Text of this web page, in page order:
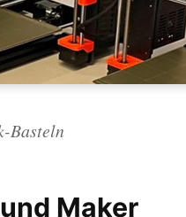
Basteln
Maker